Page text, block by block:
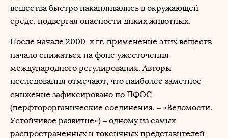
вещества быстро накапливались в окружающей
среде, подвергая опасности диких животных.
После начале 2000-х гг. применение этих веществ
начало снижаться на фоне ужесточения
международного регулирования. Авторы
исследования отмечают, что наиболее заметное
снижение зафиксировано по ПФОС
(перфторорганические соединения. – «Ведомости.
Устойчивое развитие») – одному из самых
распространенных и токсичных представителей